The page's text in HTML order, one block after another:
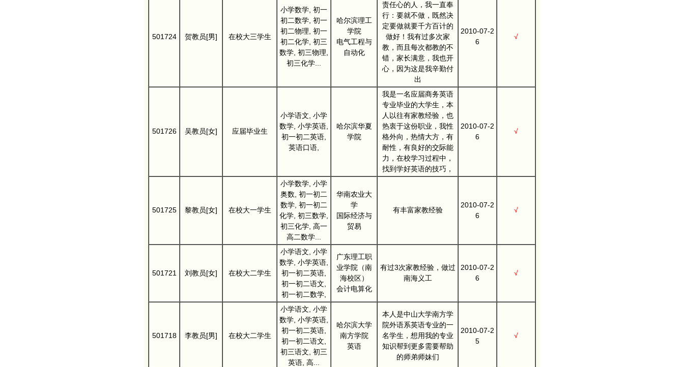
501724 贺教员[男] 在校大三学生
小学数学, 初一
初二数学, 初一
初二物理, 初一
初二化学, 初三
数学, 初三物理,
初三化学...
哈尔滨理工
学院
电气工程与
自动化
责任心的人，我一直奉
行：要就不做，既然决
定要做就要千方百计的
做好！我有过多次家
教，而且每次都教的不
错，家长满意，我也开
心，因为这是我辛勤付
出
2010-07-2
6
√
501726 吴教员[女] 应届毕业生
小学语文, 小学
数学, 小学英语,
初一初二英语,
英语口语,
哈尔滨华夏
学院
我是一名应届商务英语
专业毕业的大学生，本
人以往有家教经验，也
热衷于这份职业，我性
格外向，热情大方，有
耐性，有良好的交际能
力，在校学习过程中，
找到学好英语的技巧，
2010-07-2
6
√
501725 黎教员[女] 在校大一学生
小学数学, 小学
奥数, 初一初二
数学, 初一初二
化学, 初三数学,
初三化学, 高一
高二数学...
华南农业大
学
国际经济与
贸易
有丰富家教经验
2010-07-2
6
√
501721 刘教员[女] 在校大二学生
小学语文, 小学
数学, 小学英语,
初一初二英语,
初一初二语文,
初一初二数学,
广东理工职
业学院（南
海校区）
会计电算化
有过3次家教经验，做过
南海义工
2010-07-2
6
√
501718 李教员[男] 在校大二学生
小学语文, 小学
数学, 小学英语,
初一初二英语,
初一初二语文,
初三语文, 初三
英语, 高...
哈尔滨大学
南方学院
英语
本人是中山大学南方学
院外语系英语专业的一
名学生，想用我的专业
知识帮到更多需要帮助
的师弟师妹们
2010-07-2
5
√